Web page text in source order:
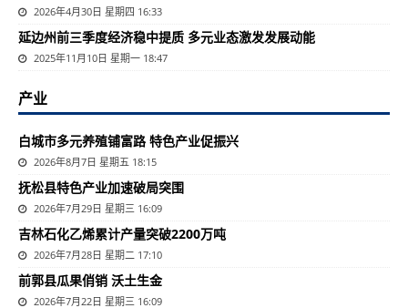
2026年4月30日 星期四 16:33
延边州前三季度经济稳中提质 多元业态激发发展动能
2025年11月10日 星期一 18:47
产业
白城市多元养殖铺富路 特色产业促振兴
2026年8月7日 星期五 18:15
抚松县特色产业加速破局突围
2026年7月29日 星期三 16:09
吉林石化乙烯累计产量突破2200万吨
2026年7月28日 星期二 17:10
前郭县瓜果俏销 沃土生金
2026年7月22日 星期三 16:09